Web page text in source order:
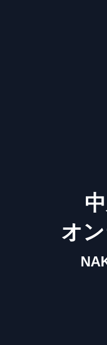
オ